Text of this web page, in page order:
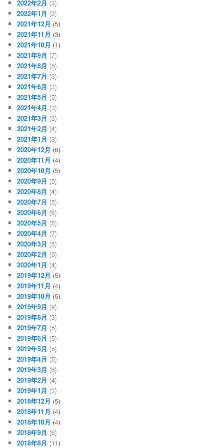
2022年2月 (3)
2022年1月 (3)
2021年12月 (5)
2021年11月 (3)
2021年10月 (1)
2021年9月 (7)
2021年8月 (5)
2021年7月 (3)
2021年6月 (3)
2021年5月 (5)
2021年4月 (3)
2021年3月 (3)
2021年2月 (4)
2021年1月 (3)
2020年12月 (6)
2020年11月 (4)
2020年10月 (5)
2020年9月 (5)
2020年8月 (4)
2020年7月 (5)
2020年6月 (6)
2020年5月 (5)
2020年4月 (7)
2020年3月 (5)
2020年2月 (5)
2020年1月 (4)
2019年12月 (5)
2019年11月 (4)
2019年10月 (5)
2019年9月 (9)
2019年8月 (3)
2019年7月 (5)
2019年6月 (5)
2019年5月 (5)
2019年4月 (5)
2019年3月 (6)
2019年2月 (4)
2019年1月 (3)
2018年12月 (5)
2018年11月 (4)
2018年10月 (4)
2018年9月 (6)
2018年8月 (11)